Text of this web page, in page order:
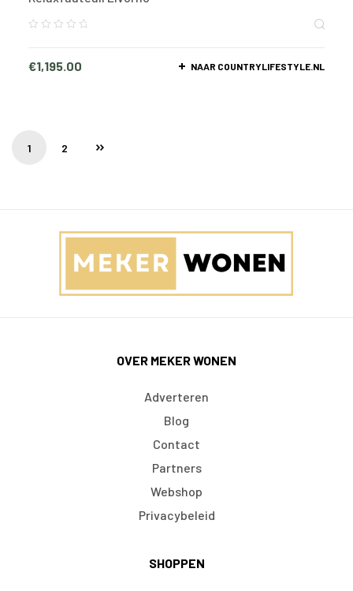
€1,195.00 NAAR COUNTRYLIFESTYLE.NL
1 2
OVER MEKER WONEN
Adverteren
Blog
Contact
Partners
Webshop
Privacybeleid
SHOPPEN